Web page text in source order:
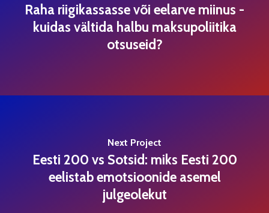
Raha riigikassasse või eelarve miinus -
kuidas vältida halbu maksupoliitika
otsuseid?
Next Project
Eesti 200 vs Sotsid: miks Eesti 200
eelistab emotsioonide asemel
julgeolekut